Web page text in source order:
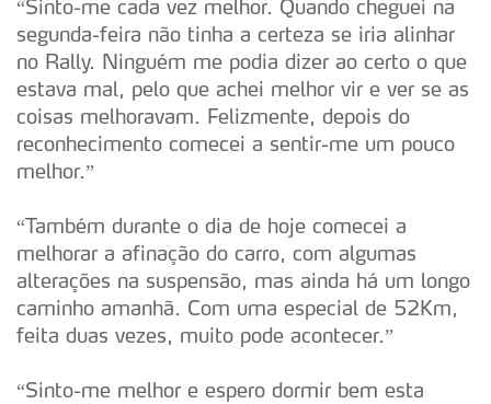
“Sinto-me cada vez melhor. Quando cheguei na
segunda-feira não tinha a certeza se iria alinhar
no Rally. Ninguém me podia dizer ao certo o que
estava mal, pelo que achei melhor vir e ver se as
coisas melhoravam. Felizmente, depois do
reconhecimento comecei a sentir-me um pouco
melhor.”
“Também durante o dia de hoje comecei a
melhorar a afinação do carro, com algumas
alterações na suspensão, mas ainda há um longo
caminho amanhã. Com uma especial de 52Km,
feita duas vezes, muito pode acontecer.”
“Sinto-me melhor e espero dormir bem esta